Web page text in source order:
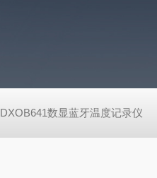
DXOB641数显蓝牙温度记录仪